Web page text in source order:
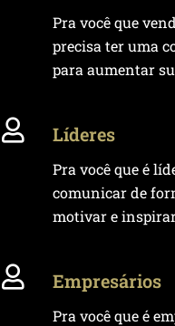
Pra você que
precisa ter uma
para aumentar
Líderes
Pra você que é
comunicar de
motivar e
Empresários
Pra você que é